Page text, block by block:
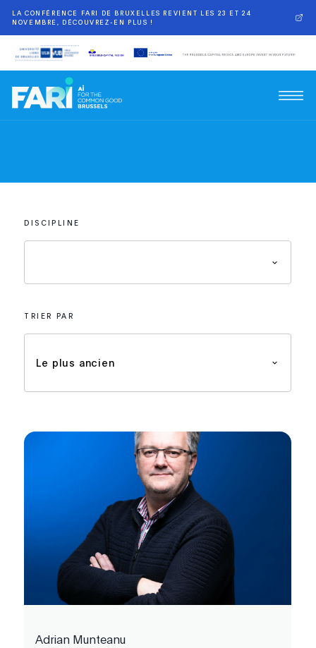
LA CONFÉRENCE FARI DE BRUXELLES REVIENT LES 23 ET 24
NOVEMBRE, DÉCOUVREZ-EN PLUS !
DISCIPLINE
TRIER PAR
Le plus ancien
Adrian Munteanu